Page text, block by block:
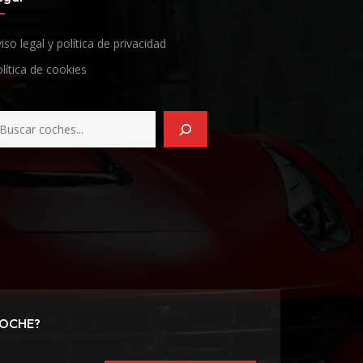
legal y política de privacidad
de cookies